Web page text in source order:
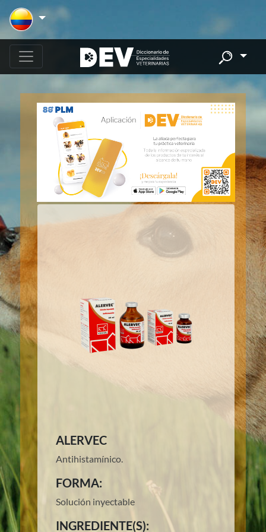
ALERVEC
Antihistamínico.
FORMA:
Solución inyectable
INGREDIENTE(S):